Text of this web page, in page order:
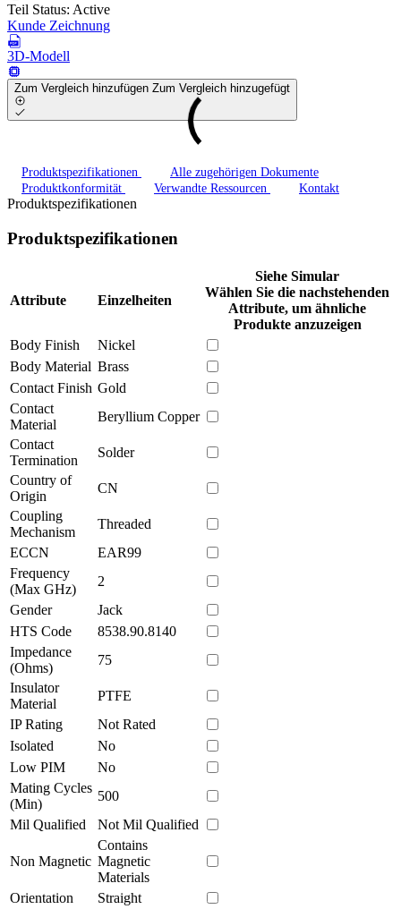
Teil Status: Active
Kunde Zeichnung
3D-Modell
Zum Vergleich hinzufügen Zum Vergleich hinzugefügt
Produktspezifikationen
Alle zugehörigen Dokumente
Produktkonformität
Verwandte Ressourcen Kontakt
Produktspezifikationen
Produktspezifikationen
Attribute Einzelheiten
Siehe Simular
Wählen Sie die nachstehenden
Attribute, um ähnliche
Produkte anzuzeigen
Body Finish
Nickel
Body Material Brass
Contact Finish Gold
Contact
Material
Beryllium Copper
Contact
Termination
Solder
Country of
Origin
CN
Coupling
Mechanism
Threaded
ECCN
EAR99
Frequency
(Max GHz)
2
Gender
Jack
HTS Code
8538.90.8140
Impedance
(Ohms)
75
Insulator
Material
PTFE
IP Rating
Not Rated
Isolated
No
Low PIM
No
Mating Cycles
(Min)
500
Mil Qualified
Not Mil Qualified
Non Magnetic
Contains
Magnetic
Materials
Orientation
Straight